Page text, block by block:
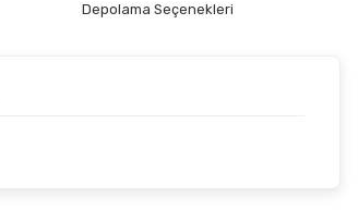
Depolama Seçenekleri